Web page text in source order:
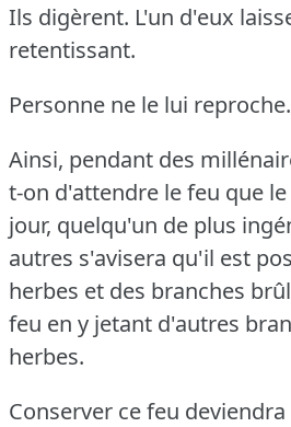
Ils digèrent. L'un d'eux
retentissant.
Personne ne le lui reproche.
Ainsi, pendant des
t-on d'attendre le feu que
jour, quelqu'un de plus
autres s'avisera qu'il est
herbes et des branches
feu en y jetant d'autres
herbes.
Conserver ce feu